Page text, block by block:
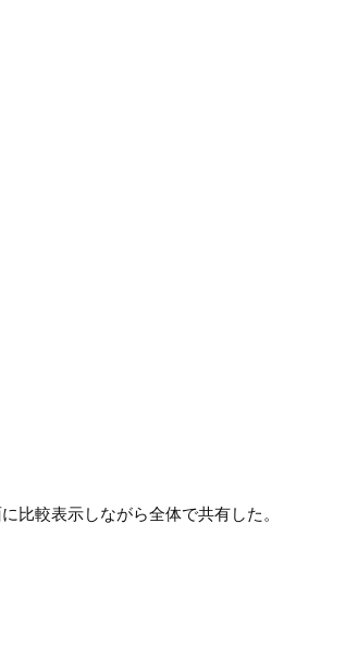
比較表示しながら全体で共有した。